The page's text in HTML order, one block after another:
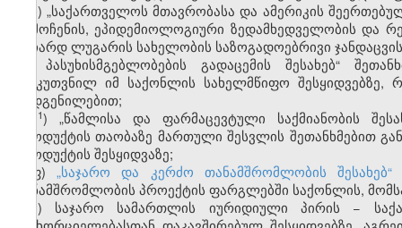
უ) „საქართველოს მთავრობასა და ამერიკის
აღმოჩენის, ეპიდემიოლოგიური ზედამხედველობის და
რიჩარდ ლუგარის სახელობის საზოგადოებრივი
და პასუხისმგებლობების გადაცემის შესახებ“
განკუთვნილ იმ საქონლის სახელმწიფო
დადგენილებით;
​1) „წამლისა და ფარმაცევტული საქმიანობის
პროდუქტის თაობაზე მართული შესვლის შეთანხმებით
პროდუქტის შესყიდვაზე;
ფ)„საჯარო და კერძო თანამშრომლობის
თანამშრომლობის პროექტის ფარგლებში საქონლის,
ქ) საჯარო სამართლის იურიდიული პირის −